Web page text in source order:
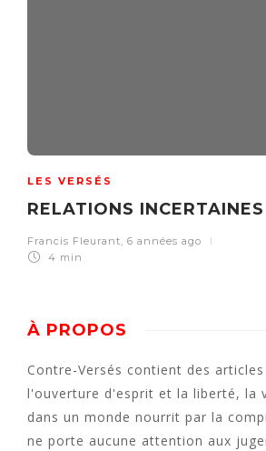
LES VERSÉS
RELATIONS INCERTAINES
Francis Fleurant, 6 années ago
4 min
À PROPOS
Contre-Versés contient des
l'ouverture d'esprit et la liberté, la
dans un monde nourrit par la
ne porte aucune attention aux